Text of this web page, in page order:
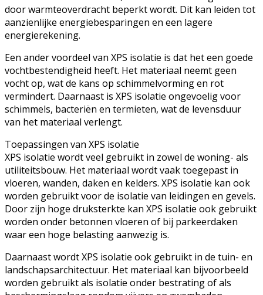
door warmteoverdracht beperkt wordt. Dit kan leiden tot
aanzienlijke energiebesparingen en een lagere
energierekening.
Een ander voordeel van XPS isolatie is dat het een goede
vochtbestendigheid heeft. Het materiaal neemt geen
vocht op, wat de kans op schimmelvorming en rot
vermindert. Daarnaast is XPS isolatie ongevoelig voor
schimmels, bacteriën en termieten, wat de levensduur
van het materiaal verlengt.
Toepassingen van XPS isolatie
XPS isolatie wordt veel gebruikt in zowel de woning- als
utiliteitsbouw. Het materiaal wordt vaak toegepast in
vloeren, wanden, daken en kelders. XPS isolatie kan ook
worden gebruikt voor de isolatie van leidingen en gevels.
Door zijn hoge druksterkte kan XPS isolatie ook gebruikt
worden onder betonnen vloeren of bij parkeerdaken
waar een hoge belasting aanwezig is.
Daarnaast wordt XPS isolatie ook gebruikt in de tuin- en
landschapsarchitectuur. Het materiaal kan bijvoorbeeld
worden gebruikt als isolatie onder bestrating of als